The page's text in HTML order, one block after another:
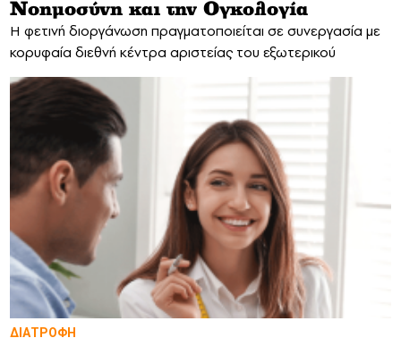
Νοημοσύνη και την Ογκολογία
Η φετινή διοργάνωση πραγματοποιείται σε συνεργασία με
κορυφαία διεθνή κέντρα αριστείας του εξωτερικού
ΔΙΑΤΡΟΦΗ